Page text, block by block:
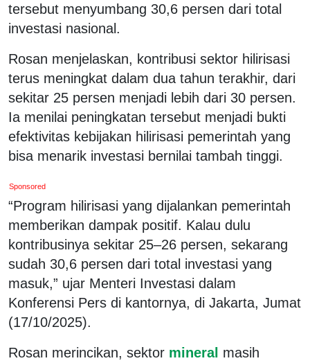
tersebut menyumbang 30,6 persen dari total
investasi nasional.
Rosan menjelaskan, kontribusi sektor hilirisasi
terus meningkat dalam dua tahun terakhir, dari
sekitar 25 persen menjadi lebih dari 30 persen.
Ia menilai peningkatan tersebut menjadi bukti
efektivitas kebijakan hilirisasi pemerintah yang
bisa menarik investasi bernilai tambah tinggi.
Sponsored
“Program hilirisasi yang dijalankan pemerintah
memberikan dampak positif. Kalau dulu
kontribusinya sekitar 25–26 persen, sekarang
sudah 30,6 persen dari total investasi yang
masuk,” ujar Menteri Investasi dalam
Konferensi Pers di kantornya, di Jakarta, Jumat
(17/10/2025).
Rosan merincikan, sektor mineral masih